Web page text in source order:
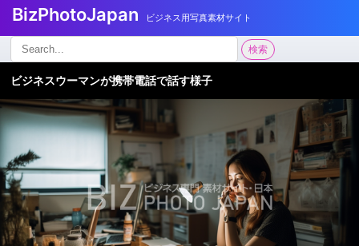
BizPhotoJapan ビジネス用写真素材サイト
検
索:
検索
ビジネスウーマンが携帯電話で話す様子